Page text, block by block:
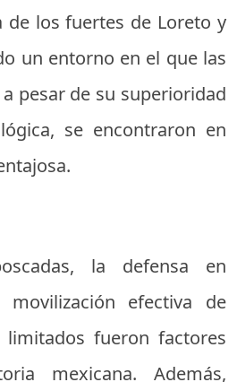
de los fuertes de Loreto y
un entorno en el que las
pesar de su superioridad
se encontraron en
la defensa en
efectiva de
fueron factores
mexicana. Además,